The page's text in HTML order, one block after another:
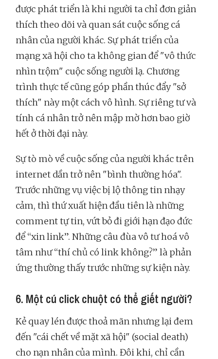
được phát triển là khi người ta chỉ đơn giản
thích theo dõi và quan sát cuộc sống cá
nhân của người khác. Sự phát triển của
mạng xã hội cho ta không gian để "vô thức
nhìn trộm" cuộc sống người lạ. Chương
trình thực tế cũng góp phần thúc đẩy "sở
thích" này một cách vô hình. Sự riêng tư và
tính cá nhân trở nên mập mờ hơn bao giờ
hết ở thời đại này.
Sự tò mò về cuộc sống của người khác trên
internet dần trở nên "bình thường hóa".
Trước những vụ việc bị lộ thông tin nhạy
cảm, thì thứ xuất hiện đầu tiên là những
comment tự tin, vứt bỏ đi giới hạn đạo đức
để “xin link”. Những câu đùa vô tư hoá vô
tâm như “thí chủ có link không?” là phản
ứng thường thấy trước những sự kiện này.
6. Một cú click chuột có thể giết người?
Kẻ quay lén được thoả mãn nhưng lại đem
đến "cái chết về mặt xã hội" (social death)
cho nạn nhân của mình. Đôi khi, chỉ cần